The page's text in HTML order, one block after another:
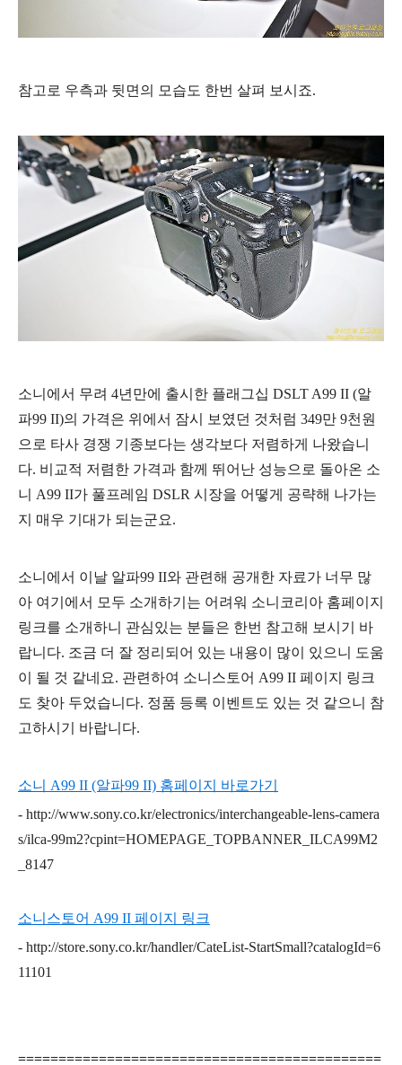
참고로 우측과 뒷면의 모습도 한번 살펴 보시죠.
소니에서 무려 4년만에 출시한 플래그십 DSLT A99 II (알
파99 II)의 가격은 위에서 잠시 보였던 것처럼 349만 9천원
으로 타사 경쟁 기종보다는 생각보다 저렴하게 나왔습니
다. 비교적 저렴한 가격과 함께 뛰어난 성능으로 돌아온 소
니 A99 II가 풀프레임 DSLR 시장을 어떻게 공략해 나가는
지 매우 기대가 되는군요.
소니에서 이날 알파99 II와 관련해 공개한 자료가 너무 많
아 여기에서 모두 소개하기는 어려워 소니코리아 홈페이지
링크를 소개하니 관심있는 분들은 한번 참고해 보시기 바
랍니다. 조금 더 잘 정리되어 있는 내용이 많이 있으니 도움
이 될 것 같네요. 관련하여 소니스토어 A99 II 페이지 링크
도 찾아 두었습니다. 정품 등록 이벤트도 있는 것 같으니 참
고하시기 바랍니다.
소니 A99 II (알파99 II) 홈페이지 바로가기
- http://www.sony.co.kr/electronics/interchangeable-lens-camera
s/ilca-99m2?cpint=HOMEPAGE_TOPBANNER_ILCA99M2
_8147
소니스토어 A99 II 페이지 링크
- http://store.sony.co.kr/handler/CateList-StartSmall?catalogId=6
11101
=============================================